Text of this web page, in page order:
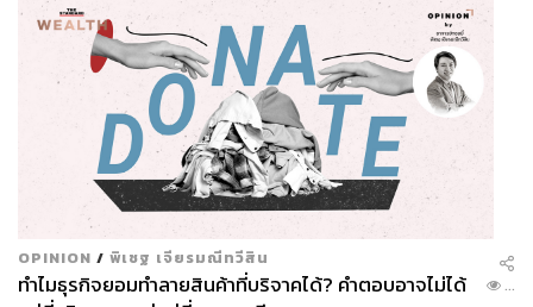
OPINION / พิเชฐ เจียรมณีทวีสิน
ทำไมธุรกิจยอมทำลายสินค้าที่บริจาคได้? คำตอบอาจไม่ได้
...